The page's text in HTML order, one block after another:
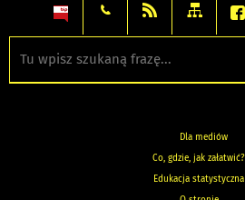
Dla mediów
Co, gdzie, jak załatwić?
Edukacja statystyczna